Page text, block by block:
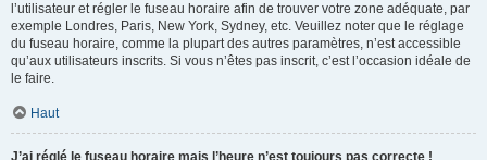
l’utilisateur et régler le fuseau horaire afin de trouver votre zone adéquate, par
exemple Londres, Paris, New York, Sydney, etc. Veuillez noter que le réglage
du fuseau horaire, comme la plupart des autres paramètres, n’est accessible
qu’aux utilisateurs inscrits. Si vous n’êtes pas inscrit, c’est l’occasion idéale de
le faire.
Haut
J’ai réglé le fuseau horaire mais l’heure n’est toujours pas correcte !